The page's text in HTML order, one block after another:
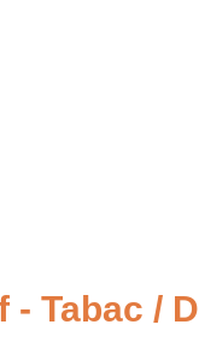
- Tabac /